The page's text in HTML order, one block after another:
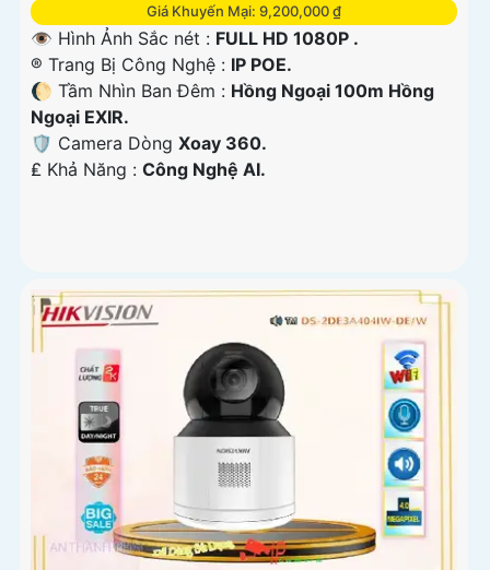
Giá Khuyến Mại: 9,200,000 ₫
👁 Hình Ảnh Sắc nét : FULL HD 1080P .
®️ Trang Bị Công Nghệ : IP POE.
🌔 Tầm Nhìn Ban Đêm : Hồng Ngoại 100m Hồng
Ngoại EXIR.
🛡 Camera Dòng Xoay 360.
️₤ Khả Năng : Công Nghệ AI.